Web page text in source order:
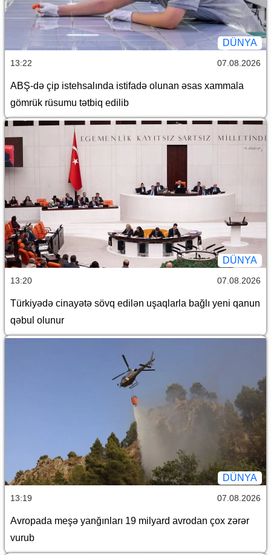
DÜNYA
13:22 07.08.2026
ABŞ-də çip istehsalında istifadə olunan əsas xammala
gömrük rüsumu tətbiq edilib
DÜNYA
13:20 07.08.2026
Türkiyədə cinayətə sövq edilən uşaqlarla bağlı yeni qanun
qəbul olunur
DÜNYA
13:19 07.08.2026
Avropada meşə yanğınları 19 milyard avrodan çox zərər
vurub